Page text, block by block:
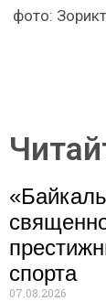
фото:
спорта
07.08.2026